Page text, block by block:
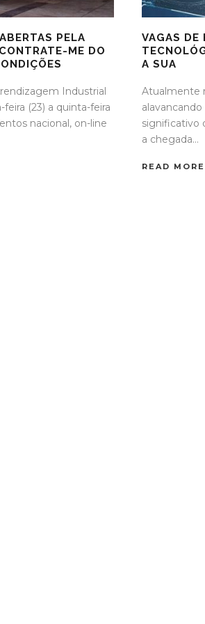
PELA
ME DO
Industrial
(23) a quinta-feira
nacional, on-line
VAGAS DE
A SUA
Atualmente
significativo
a chegada...
READ MORE